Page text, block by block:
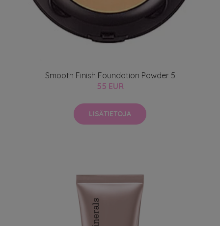
Smooth Finish Foundation Powder 5
55 EUR
LISÄTIETOJA